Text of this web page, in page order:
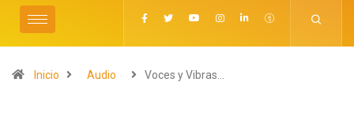
Inicio Audio Voces y Vibras…